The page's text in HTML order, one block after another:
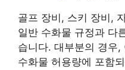
골프 장비, 스키 장비,
일반 수화물 규정과 다
습니다. 대부분의 경우
수화물 허용량에 포함